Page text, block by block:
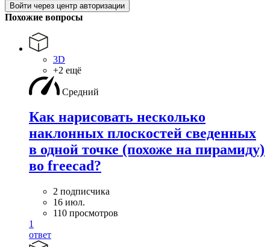
Войти через центр авторизации
Похожие вопросы
3D
+2 ещё
Средний
Как нарисовать несколько
наклонных плоскостей сведенных
в одной точке (похоже на пирамиду)
во freecad?
2 подписчика
16 июл.
110 просмотров
1
ответ